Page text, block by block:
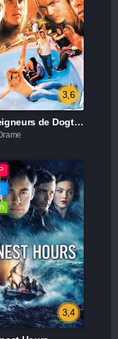
3,6
Les Seigneurs de Dogtown
3,4